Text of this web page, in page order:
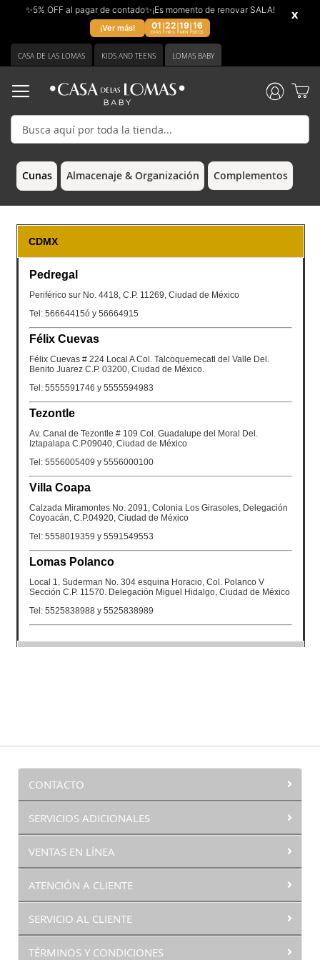
✨5% OFF al pagar de contado✨¡Es momento de renovar SALA!
¡Ver más! 01
DIAS
22
HRS
19
MIN | 15
SECS
x
Ir
CASA DE LAS LOMAS KIDS AND TEENS LOMAS BABY
Cunas Almacenaje & Organización Complementos
CONTACTO
SERVICIOS ADICIONALES
VENTAS EN LÍNEA
ATENCIÓN A CLIENTE
SERVICIO AL CLIENTE
TÉRMINOS Y CONDICIONES